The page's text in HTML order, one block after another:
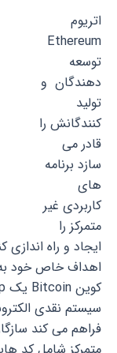
اتریوم
Ethereum
توسعه
دهندگان و
تولید
کنندگانش را
قادر می
سازد برنامه
های
کاربردی غیر
متمرکز را
اهداف خاص خود
فراهم می کند